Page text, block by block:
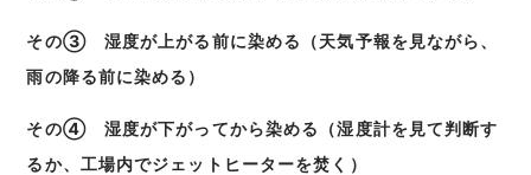
その③ 湿度が上がる前に染める（天気予報を見ながら、
雨の降る前に染める）
その④ 湿度が下がってから染める（湿度計を見て判断す
るか、工場内でジェットヒーターを焚く）